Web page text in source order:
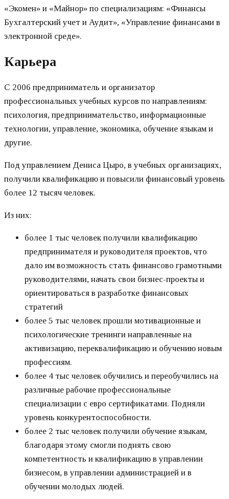
«Экомен» и «Майнор» по специализациям: «Финансы
Бухгалтерский учет и Аудит», «Управление финансами в
электронной среде».
Карьера
С 2006 предприниматель и организатор
профессиональных учебных курсов по направлениям:
психология, предпринимательство, информационные
технологии, управление, экономика, обучение языкам и
другие.
Под управлением Дениса Цыро, в учебных организациях,
получили квалификацию и повысили финансовый уровень
более 12 тысяч человек.
Из них:
более 1 тыс человек получили квалификацию
предпринимателя и руководителя проектов, что
дало им возможность стать финансово грамотными
руководителями, начать свои бизнес-проекты и
ориентироваться в разработке финансовых
стратегий
более 5 тыс человек прошли мотивационные и
психологические тренинги направленные на
активизацию, переквалификацию и обучению новым
профессиям.
более 4 тыс человек обучились и переобучились на
различные рабочие профессиональные
специализации с евро сертификатами. Подняли
уровень конкурентоспособности.
более 2 тыс человек получили обучение языкам,
благодаря этому смогли поднять свою
компетентность и квалификацию в управлении
бизнесом, в управлении администрацией и в
обучении молодых людей.